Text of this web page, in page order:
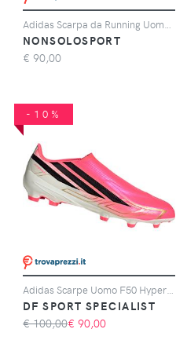
NONSOLOSPORT
€ 90,00
-10%
DF SPORT SPECIALIST
€ 100,00€ 90,00